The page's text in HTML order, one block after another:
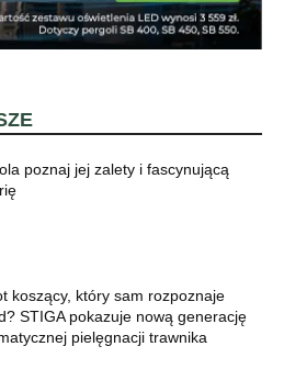
poznaj jej zalety i fascynującą
koszący, który sam rozpoznaje
STIGA pokazuje nową generację
pielęgnacji trawnika